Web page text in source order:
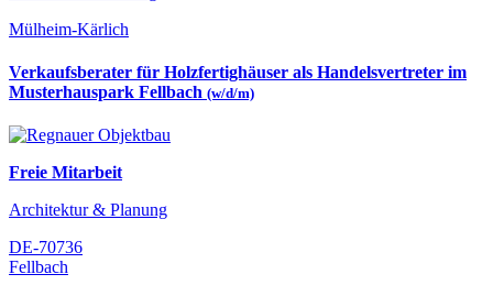
Mülheim-Kärlich
Verkaufsberater für Holzfertighäuser als Handelsvertreter im
Musterhauspark Fellbach (w/d/m)
Freie Mitarbeit
Architektur & Planung
DE-70736
Fellbach